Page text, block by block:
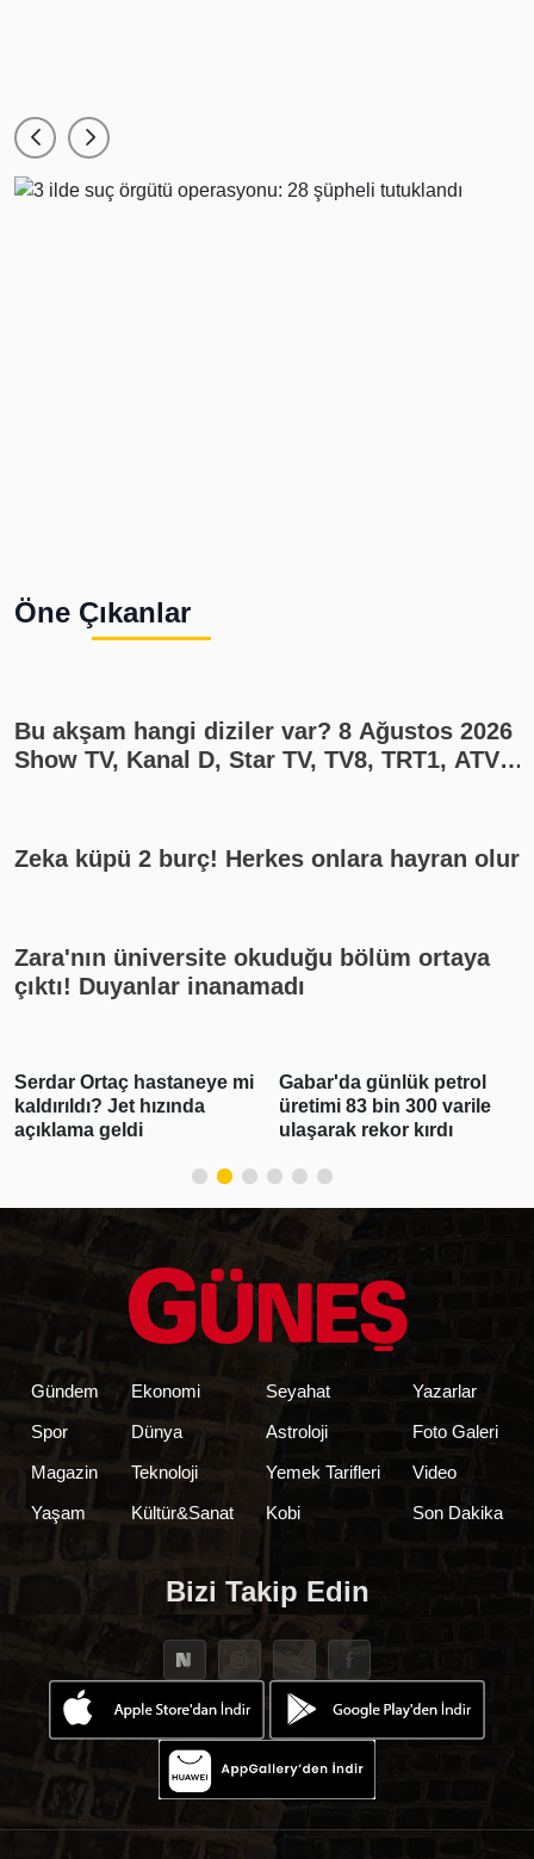
Öne Çıkanlar
Bu akşam hangi diziler var? 8 Ağustos 2026
Show TV, Kanal D, Star TV, TV8, TRT1, ATV
Zeka küpü 2 burç! Herkes onlara hayran olur
Zara'nın üniversite okuduğu bölüm ortaya
çıktı! Duyanlar inanamadı
Serdar Ortaç hastaneye mi
kaldırıldı? Jet hızında
açıklama geldi
Gabar'da günlük petrol
üretimi 83 bin 300 varile
ulaşarak rekor kırdı
Gündem
Spor
Magazin
Yaşam
Ekonomi
Dünya
Teknoloji
Kültür&Sanat
Seyahat
Astroloji
Yemek Tarifleri
Kobi
Yazarlar
Foto Galeri
Video
Son Dakika
Bizi Takip Edin